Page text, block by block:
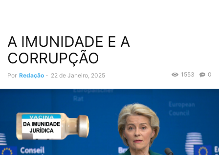
A IMUNIDADE E A
CORRUPÇÃO
Por Redação - 22 de Janeiro, 2025 0
1553